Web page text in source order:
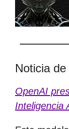
Noticia
OpenAI
Inteligencia